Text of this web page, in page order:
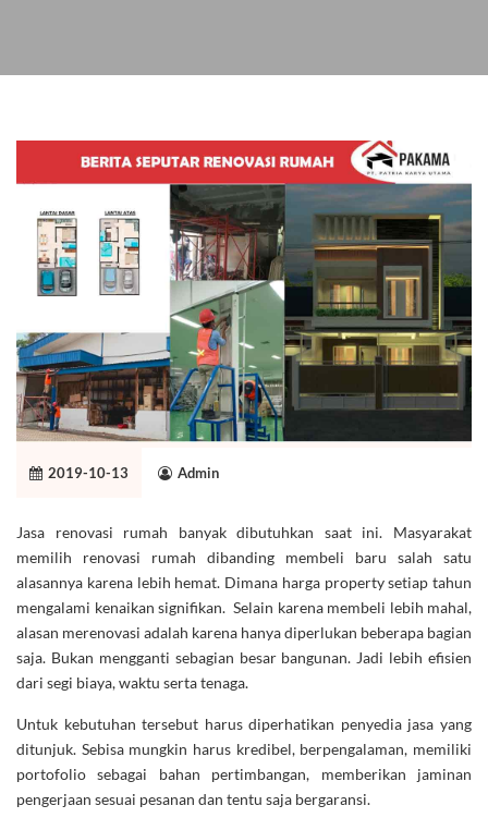
2019-10-13 Admin
Jasa renovasi rumah banyak dibutuhkan saat ini. Masyarakat
memilih renovasi rumah dibanding membeli baru salah satu
alasannya karena lebih hemat. Dimana harga property setiap tahun
mengalami kenaikan signifikan. Selain karena membeli lebih mahal,
alasan merenovasi adalah karena hanya diperlukan beberapa bagian
saja. Bukan mengganti sebagian besar bangunan. Jadi lebih efisien
dari segi biaya, waktu serta tenaga.
Untuk kebutuhan tersebut harus diperhatikan penyedia jasa yang
ditunjuk. Sebisa mungkin harus kredibel, berpengalaman, memiliki
portofolio sebagai bahan pertimbangan, memberikan jaminan
pengerjaan sesuai pesanan dan tentu saja bergaransi.